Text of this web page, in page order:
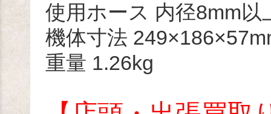
使用ホース 内径8mm
機体寸法
重量 1.26kg